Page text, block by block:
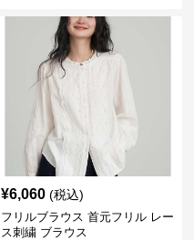
¥6,060 (税込)
フリルブラウス 首元フリル レー
ス刺繍 ブラウス